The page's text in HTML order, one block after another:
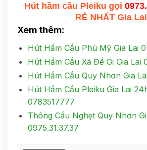
Hút hầm cầu Pleiku gọi
RẺ NHẤT Gia Lai
Xem thêm:
Hút Hầm Cầu Phù Mỹ Gia Lai
Hút Hầm Cầu Xã Đề Gi Gia Lai
Hút Hầm Cầu Quy Nhơn Gia
Hút Hầm Cầu Pleiku Gia Lai
0783517777
Thông Cầu Nghẹt Quy Nhơn
0975.31.37.37